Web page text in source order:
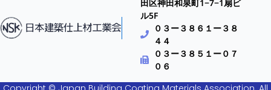
田区神田和泉町1−7−1扇ビ
ル5F
０３ー３８６１ー３８
４４
０３ー３８５１ー０７
０６